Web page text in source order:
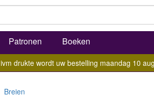
Patronen Boeken
ivm drukte wordt uw bestelling maandag 10
Breien